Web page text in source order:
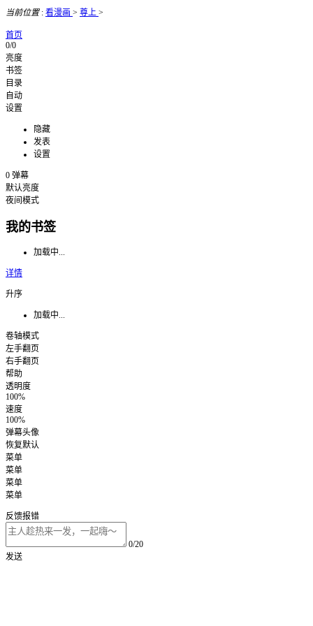
当前位置: 看漫画 > 尊上 >
首页
0/0
亮度
书签
目录
自动
设置
隐藏
发表
设置
0 弹幕
默认亮度
夜间模式
我的书签
加载中...
详情
升序
加载中...
卷轴模式
左手翻页
右手翻页
帮助
透明度
100%
速度
100%
弹幕头像
恢复默认
菜单
菜单
菜单
菜单
反馈报错
0/20
发送